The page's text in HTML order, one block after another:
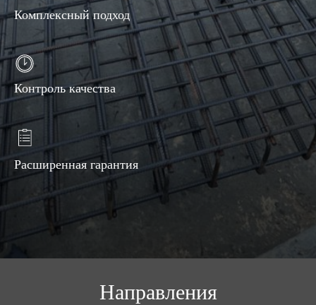
Комплексный подход
Контроль качества
Расширенная гарантия
Направления